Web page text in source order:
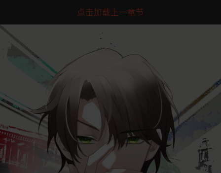
点击加载上一章节